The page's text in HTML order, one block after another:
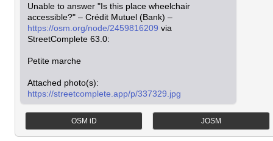
Unable to answer "Is this place wheelchair
https://osm.org/node/2459816209 via
StreetComplete 63.0:
Petite marche
https://streetcomplete.app/p/337329.jpg
OSM iD JOSM